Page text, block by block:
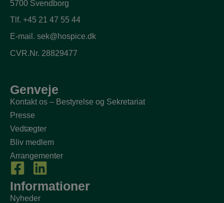
5700 Svendborg
Tlf. +45 21 47 55 44
E-mail. sek@hospice.dk
CVR.Nr. 28829477
Genveje
Kontakt os – Bestyrelse og Sekretariat
Presse
Vedtægter
Bliv medlem
Arrangementer
Informationer
Nyheder